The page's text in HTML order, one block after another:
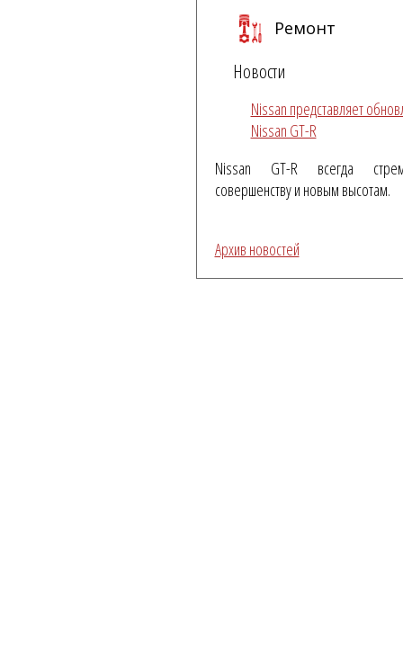
Ремонт
Новости
Nissan представляет
Nissan GT-R
Nissan GT-R всегда
совершенству и новым высотам.
Архив новостей